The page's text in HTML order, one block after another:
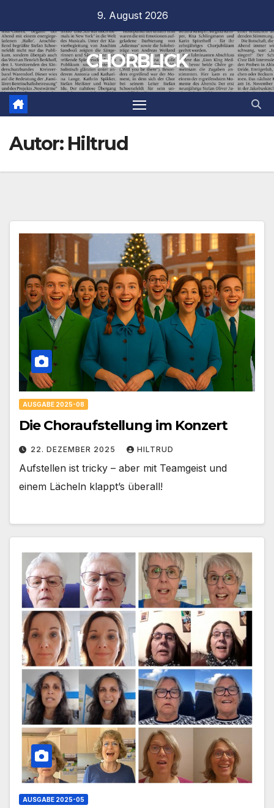
springen
9. August 2026
CHORBLICK
Autor: Hiltrud
AUSGABE 2025-08
Die Choraufstellung im Konzert
22. DEZEMBER 2025 HILTRUD
Aufstellen ist tricky – aber mit Teamgeist und
einem Lächeln klappt’s überall!
AUSGABE 2025-05